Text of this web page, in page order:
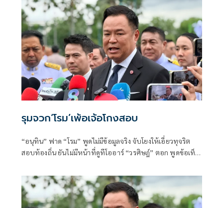
รุมจวก‘โรม’เพ้อเจ้อโกงสอบ
“อนุทิน” ฟาด “โรม” พูดไม่มีข้อมูลจริง จับโยงให้เอี่ยวทุจริต
สอบท้องถิ่น ยันไม่มีหน้าที่ดูทีโออาร์ “วรศิษฎ์” ตอก พูดข้อเท็จ